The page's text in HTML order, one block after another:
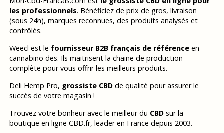
les professionnels. Bénéficiez de prix de gros, livraison
(sous 24h), marques reconnues, des produits analysés et
contrôlés.
Weecl est le fournisseur B2B français de référenceen
cannabinoïdes. Ils maitrisent la chaine de production
complète pour vous offrir les meilleurs produits.
Deli Hemp Pro, grossiste CBDde qualité pour assurer le
succès de votre magasin !
Trouvez votre bonheur avec le meilleur du CBDsur la
boutique en ligne CBD.fr, leader en France depuis 2003.